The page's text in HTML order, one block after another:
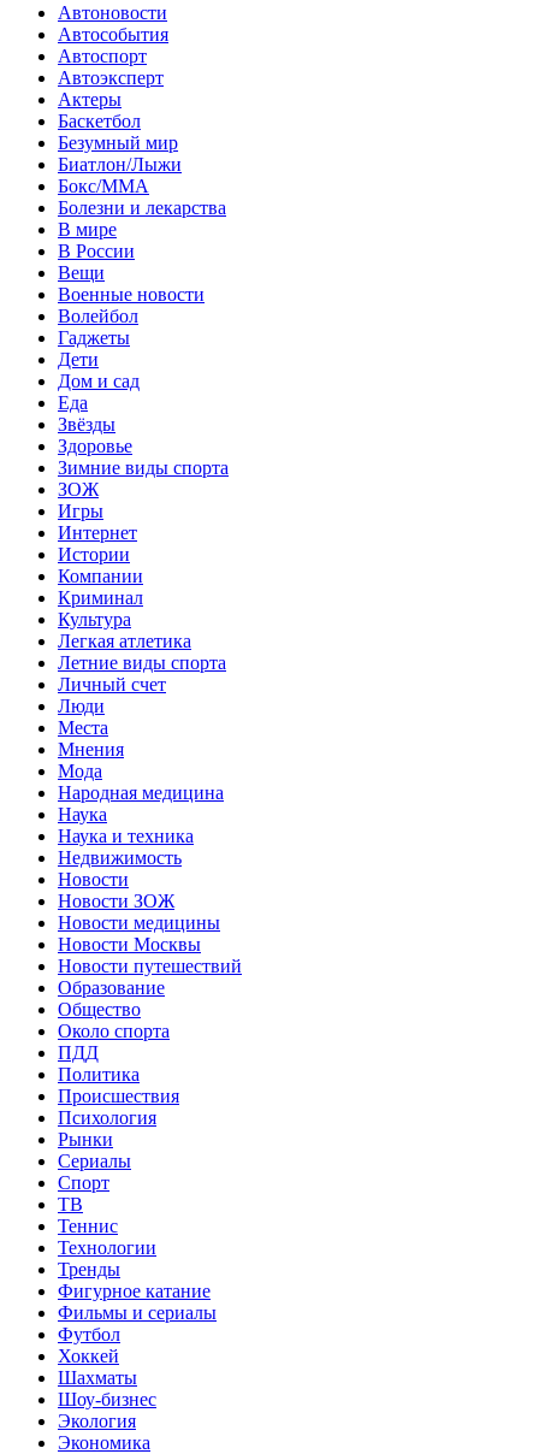
Автоновости
Автособытия
Автоспорт
Автоэксперт
Актеры
Баскетбол
Безумный мир
Биатлон/Лыжи
Бокс/MMA
Болезни и лекарства
В мире
В России
Вещи
Военные новости
Волейбол
Гаджеты
Дети
Дом и сад
Еда
Звёзды
Здоровье
Зимние виды спорта
ЗОЖ
Игры
Интернет
Истории
Компании
Криминал
Культура
Легкая атлетика
Летние виды спорта
Личный счет
Люди
Места
Мнения
Мода
Народная медицина
Наука
Наука и техника
Недвижимость
Новости
Новости ЗОЖ
Новости медицины
Новости Москвы
Новости путешествий
Образование
Общество
Около спорта
ПДД
Политика
Происшествия
Психология
Рынки
Сериалы
Спорт
ТВ
Теннис
Технологии
Тренды
Фигурное катание
Фильмы и сериалы
Футбол
Хоккей
Шахматы
Шоу-бизнес
Экология
Экономика